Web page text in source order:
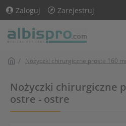
Zaloguj Zarejestruj
Nożyczki chirurgiczne proste 160
Nożyczki chirurgiczne
ostre - ostre